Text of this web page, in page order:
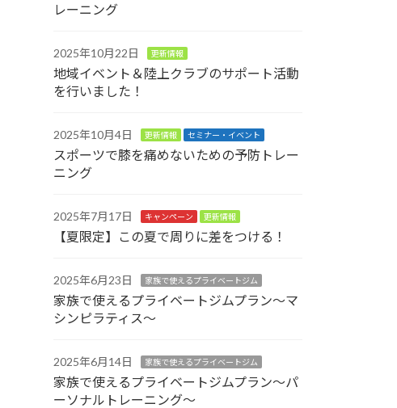
レーニング
2025年10月22日 更新情報
地域イベント＆陸上クラブのサポート活動
を行いました！
2025年10月4日 更新情報 セミナー・イベント
スポーツで膝を痛めないための予防トレー
ニング
2025年7月17日 キャンペーン 更新情報
【夏限定】この夏で周りに差をつける！
2025年6月23日 家族で使えるプライベートジム
家族で使えるプライベートジムプラン～マ
シンピラティス～
2025年6月14日 家族で使えるプライベートジム
家族で使えるプライベートジムプラン～パ
ーソナルトレーニング～